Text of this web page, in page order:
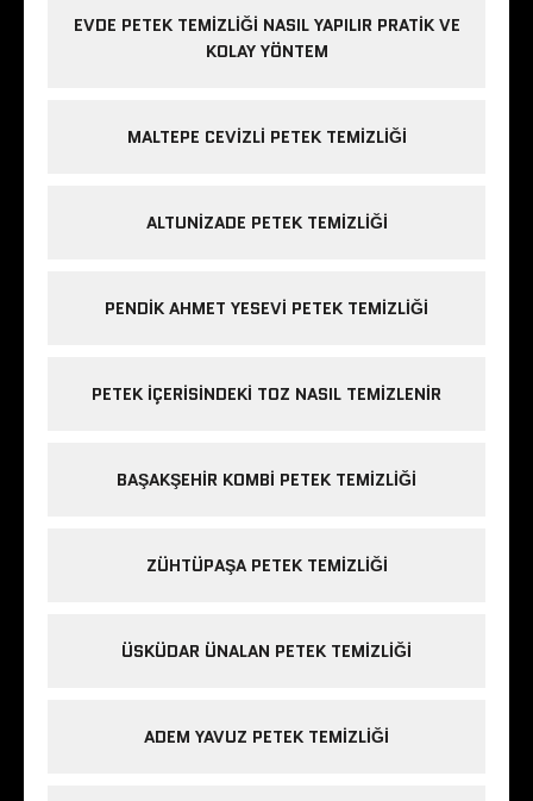
EVDE PETEK TEMIZLIĞI NASIL YAPILIR PRATIK VE
KOLAY YÖNTEM
MALTEPE CEVIZLI PETEK TEMIZLIĞI
ALTUNIZADE PETEK TEMIZLIĞI
PENDIK AHMET YESEVI PETEK TEMIZLIĞI
PETEK IÇERISINDEKI TOZ NASIL TEMIZLENIR
BAŞAKŞEHIR KOMBI PETEK TEMIZLIĞI
ZÜHTÜPAŞA PETEK TEMIZLIĞI
ÜSKÜDAR ÜNALAN PETEK TEMIZLIĞI
ADEM YAVUZ PETEK TEMIZLIĞI